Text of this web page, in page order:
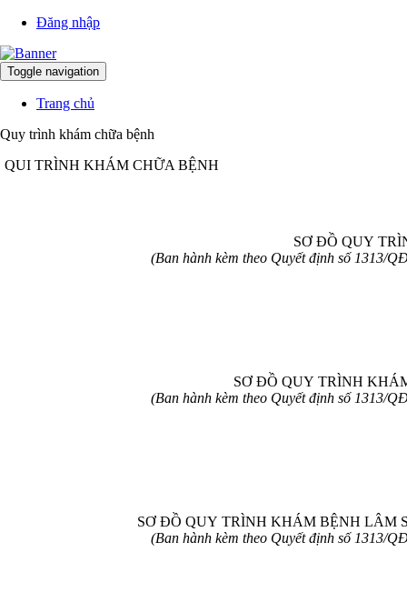
Đăng nhập
Toggle navigation
Trang chủ
Quy trình khám chữa bệnh
QUI TRÌNH KHÁM CHỮA BỆNH
SƠ ĐỒ QUY
(Ban hành kèm theo Quyết định số 1313/
SƠ ĐỒ QUY TRÌNH
(Ban hành kèm theo Quyết định số 1313/
SƠ ĐỒ QUY TRÌNH KHÁM BỆNH LÂM
(Ban hành kèm theo Quyết định số 1313/